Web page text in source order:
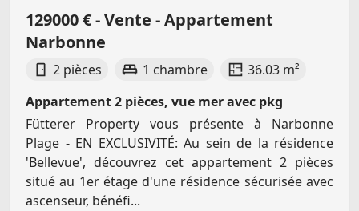
129000 € - Vente - Appartement
Narbonne
2 pièces 1 chambre
36.03 m²
Appartement 2 pièces, vue mer avec pkg
Fütterer Property vous présente à Narbonne
Plage - EN EXCLUSIVITÉ: Au sein de la résidence
'Bellevue', découvrez cet appartement 2 pièces
situé au 1er étage d'une résidence sécurisée avec
ascenseur, bénéfi...